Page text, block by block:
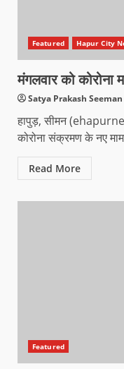
Featured Hapur City
मंगलवार को कोरोना
Satya Prakash Seeman
हापुड़, सीमन
कोरोना संक्रमण के नए
Read More
Featured